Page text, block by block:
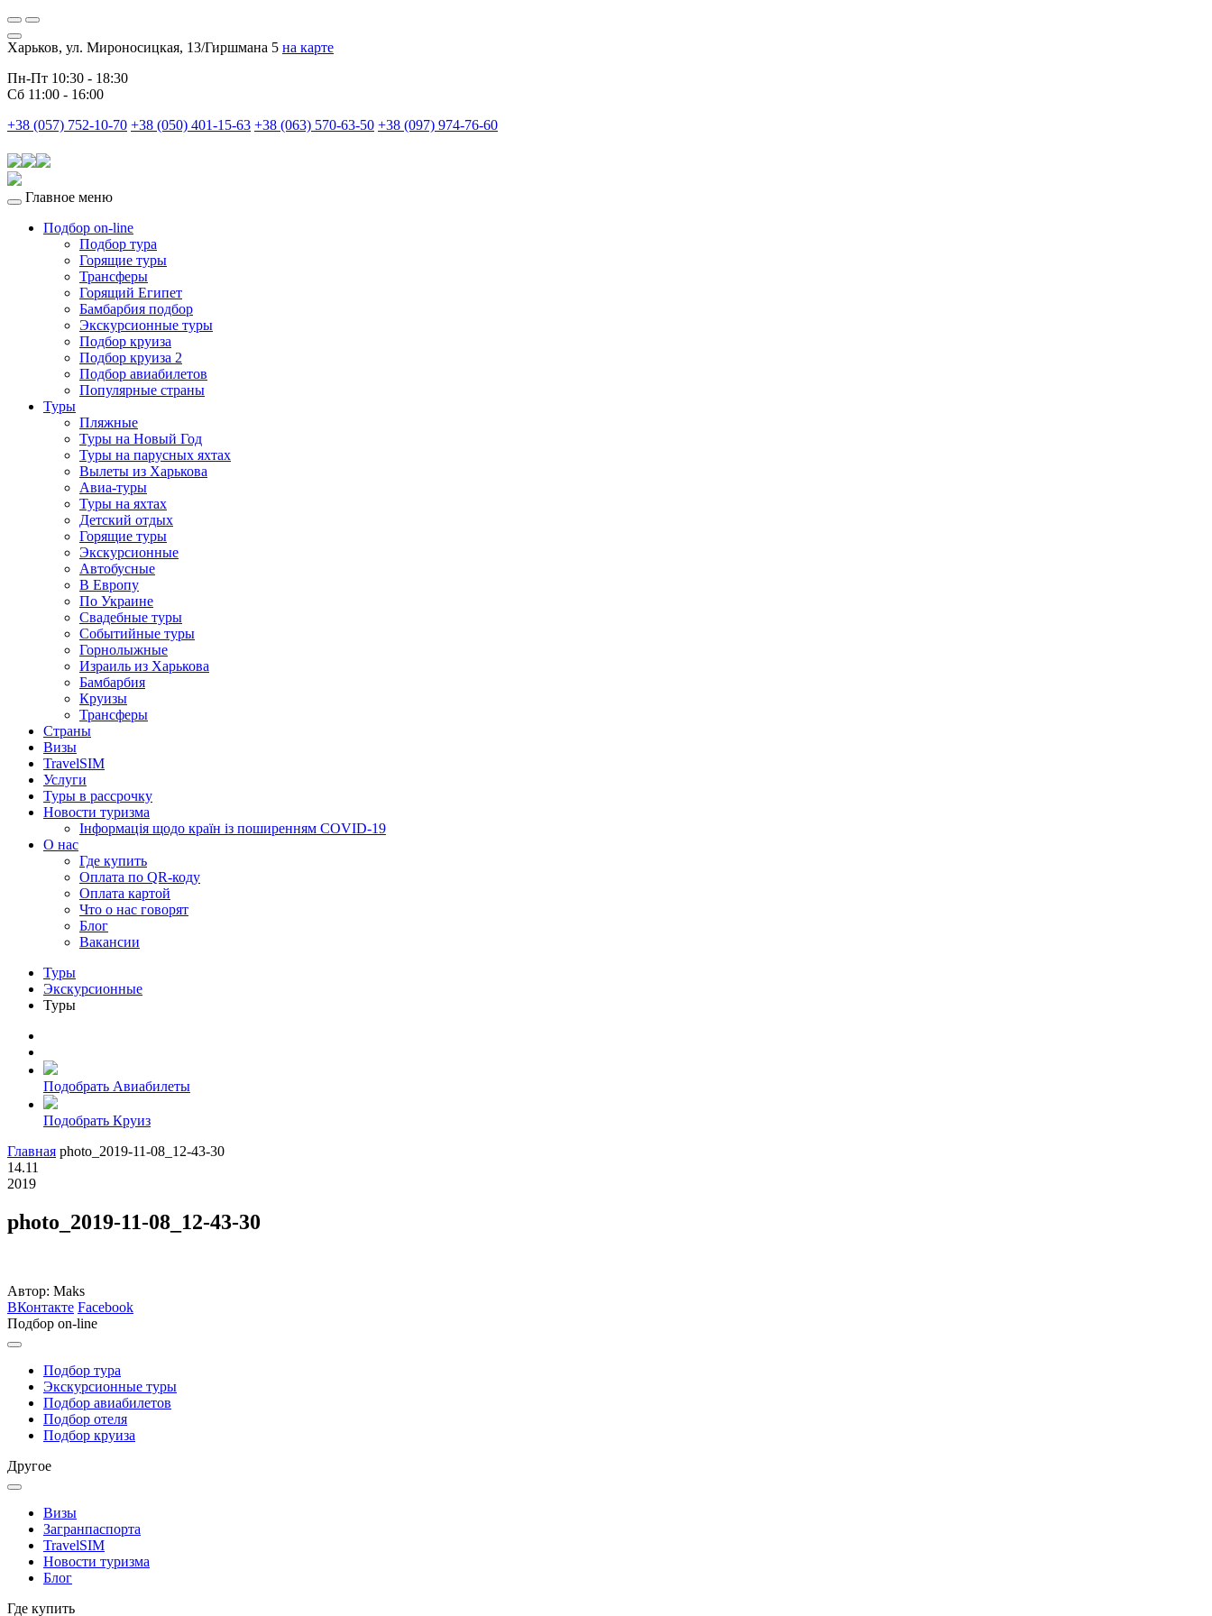
Харьков, ул. Мироносицкая, 13/Гиршмана 5 на карте
Пн-Пт 10:30 - 18:30
Сб 11:00 - 16:00
+38 (057) 752-10-70 +38 (050) 401-15-63 +38 (063) 570-63-50 +38 (097) 974-76-60
Главное меню
Подбор on-line
Подбор тура
Горящие туры
Трансферы
Горящий Египет
Бамбарбия подбор
Экскурсионные туры
Подбор круиза
Подбор круиза 2
Подбор авиабилетов
Популярные страны
Туры
Пляжные
Туры на Новый Год
Туры на парусных яхтах
Вылеты из Харькова
Авиа-туры
Туры на яхтах
Детский отдых
Горящие туры
Экскурсионные
Автобусные
В Европу
По Украине
Свадебные туры
Событийные туры
Горнолыжные
Израиль из Харькова
Бамбарбия
Круизы
Трансферы
Страны
Визы
TravelSIM
Услуги
Туры в рассрочку
Новости туризма
Інформація щодо країн із поширенням COVID-19
О нас
Где купить
Оплата по QR-коду
Оплата картой
Что о нас говорят
Блог
Вакансии
Туры
Экскурсионные
Туры
Подобрать Авиабилеты
Подобрать Круиз
Главная photo_2019-11-08_12-43-30
14.11
2019
photo_2019-11-08_12-43-30
Автор: Maks
ВКонтакте Facebook
Подбор on-line
Подбор тура
Экскурсионные туры
Подбор авиабилетов
Подбор отеля
Подбор круиза
Другое
Визы
Загранпаспорта
TravelSIM
Новости туризма
Блог
Где купить